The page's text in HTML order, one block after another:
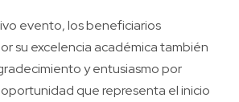
evento, los beneficiarios
su excelencia académica también
y entusiasmo por
que representa el inicio